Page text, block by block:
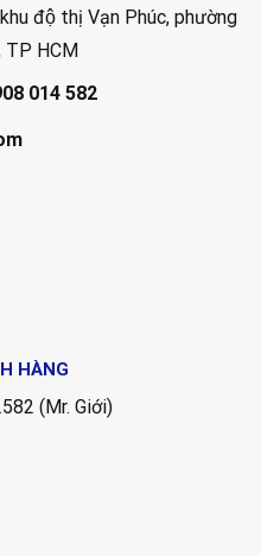
độ thị Vạn Phúc, phường
TP HCM
014 582
HÀNG
(Mr. Giới)